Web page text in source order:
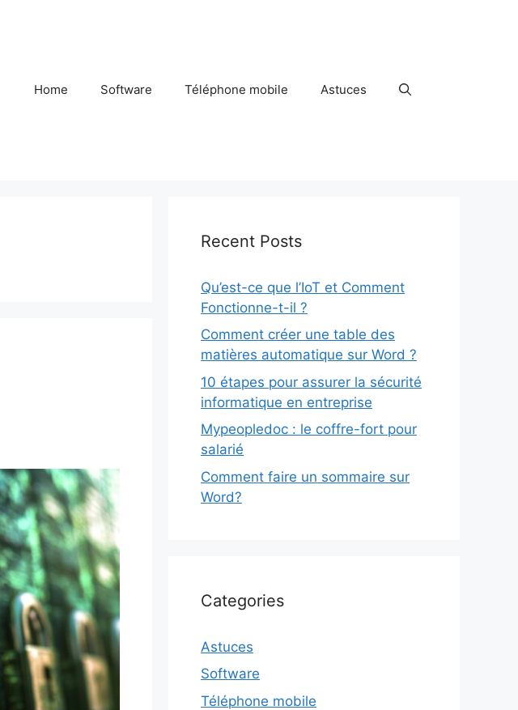
Home Software Téléphone mobile Astuces
Recent Posts
Qu’est-ce que l’IoT et Comment
Fonctionne-t-il ?
Comment créer une table des
matières automatique sur Word ?
10 étapes pour assurer la sécurité
informatique en entreprise
Mypeopledoc : le coffre-fort pour
salarié
Comment faire un sommaire sur
Word?
Categories
Astuces
Software
Téléphone mobile